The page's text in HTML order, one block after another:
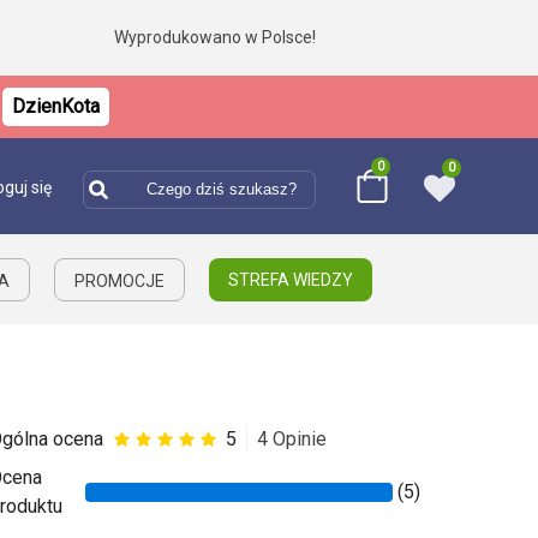
Wyprodukowano w Polsce!
DzienKota
się
0 0
PROMOCJE STREFA WIEDZY
ocena 5
4 Opinie
(5)